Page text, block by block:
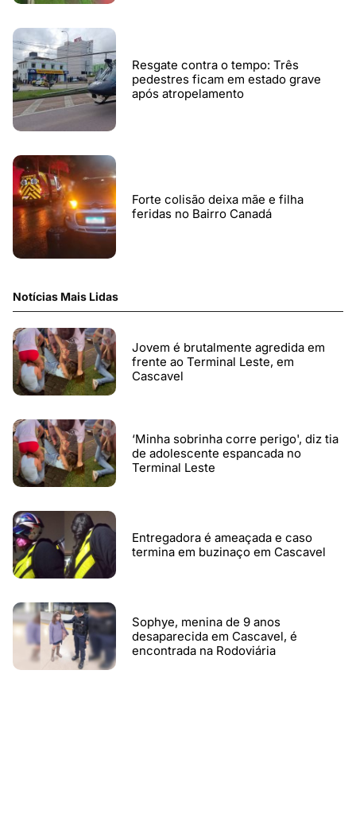
Resgate contra o tempo: Três
pedestres ficam em estado grave
após atropelamento
Forte colisão deixa mãe e filha
feridas no Bairro Canadá
Notícias Mais Lidas
Jovem é brutalmente agredida em
frente ao Terminal Leste, em
Cascavel
‘Minha sobrinha corre perigo', diz tia
de adolescente espancada no
Terminal Leste
Entregadora é ameaçada e caso
termina em buzinaço em Cascavel
Sophye, menina de 9 anos
desaparecida em Cascavel, é
encontrada na Rodoviária